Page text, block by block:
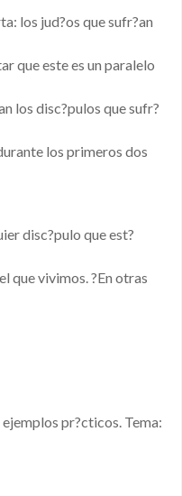
los jud?os que sufr?an
que este es un paralelo
los disc?pulos que sufr?
los primeros dos
disc?pulo que est?
que vivimos. ?En otras
pr?cticos. Tema: